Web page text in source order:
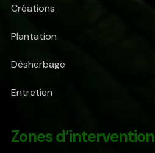
Créations
Plantation
Désherbage
Entretien
Zones d’intervention